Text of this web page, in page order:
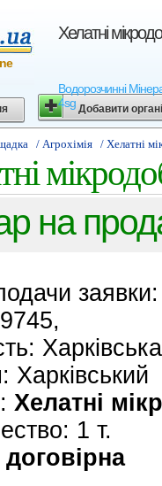
Хелатні
Водорозчинні
4sg Добавити
/ Агрохімія / Хелатні
на
Харківський
Хелатні
1 т.
договірна